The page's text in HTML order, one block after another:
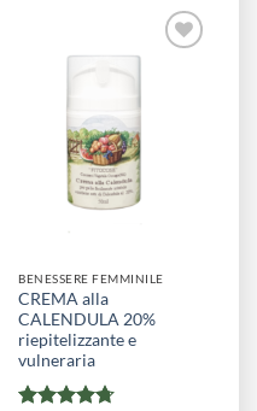
BENESSERE FEMMINILE
CREMA alla
CALENDULA 20%
riepitelizzante e
vulneraria